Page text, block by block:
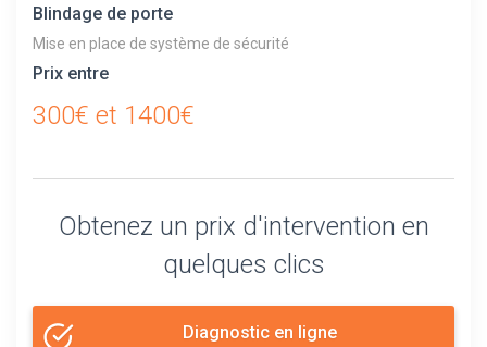
Blindage de porte
Mise en place de système de sécurité
Prix entre
300€ et 1400€
Obtenez un prix d'intervention en
quelques clics
Diagnostic en ligne